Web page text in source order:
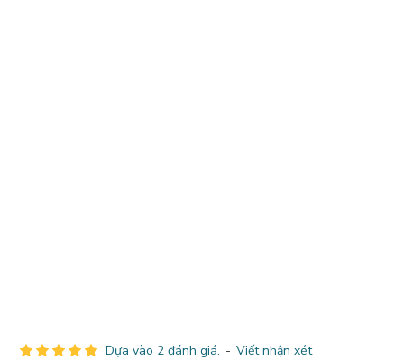
Dựa vào 2 đánh giá. - Viết nhận xét